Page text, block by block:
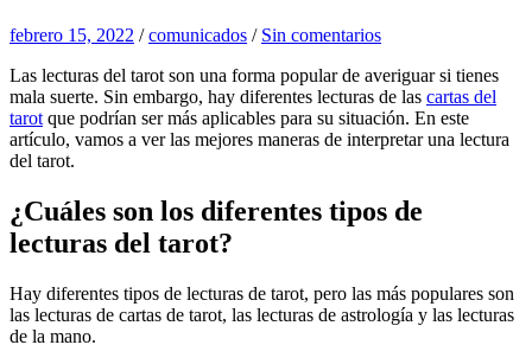
febrero 15, 2022 /comunicados / Sin comentarios
Las lecturas del tarot son una forma popular de averiguar si tienes
mala suerte. Sin embargo, hay diferentes lecturas de las cartas del
tarot que podrían ser más aplicables para su situación. En este
artículo, vamos a ver las mejores maneras de interpretar una lectura
del tarot.
¿Cuáles son los diferentes tipos de
lecturas del tarot?
Hay diferentes tipos de lecturas de tarot, pero las más populares son
las lecturas de cartas de tarot, las lecturas de astrología y las lecturas
de la mano.